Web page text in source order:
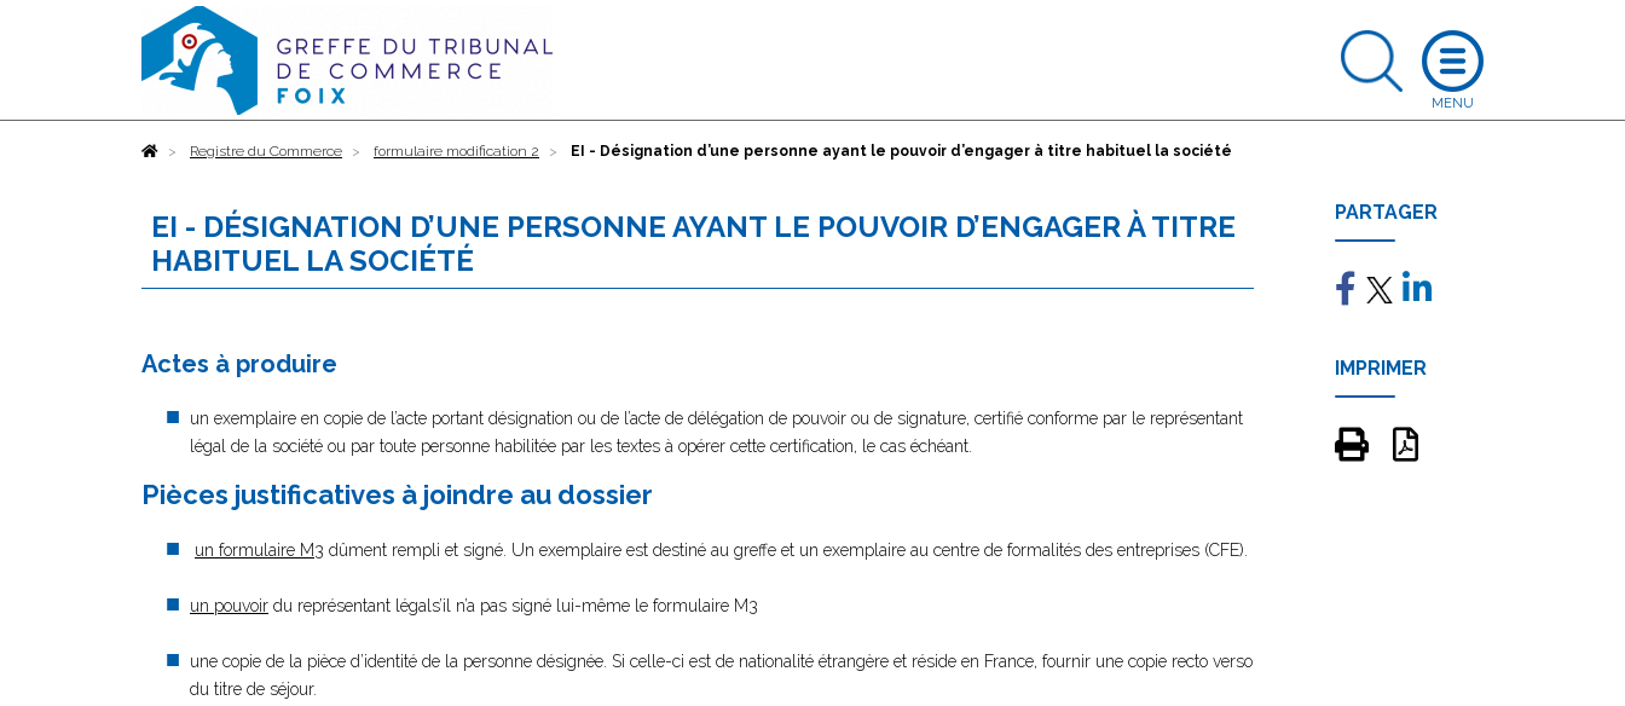
AccueilRegistre du Commerce formulaire modification 2 EI - Désignation d’une personne ayant le pouvoir d’engager à titre habituel la société
EI - DÉSIGNATION D’UNE PERSONNE AYANT LE POUVOIR D’ENGAGER À TITRE
HABITUEL LA SOCIÉTÉ
Actes à produire
un exemplaire en copie de l’acte portant désignation ou de l’acte de délégation de pouvoir ou de signature, certifié conforme par le représentant
légal de la société ou par toute personne habilitée par les textes à opérer cette certification, le cas échéant.
Pièces justificatives à joindre au dossier
un formulaire M3 dûment rempli et signé. Un exemplaire est destiné au greffe et un exemplaire au centre de formalités des entreprises (CFE).
un pouvoir du représentant légals’il n’a pas signé lui-même le formulaire M3
une copie de la pièce d’identité de la personne désignée. Si celle-ci est de nationalité étrangère et réside en France, fournir une copie recto verso
du titre de séjour.
PARTAGER
IMPRIMER